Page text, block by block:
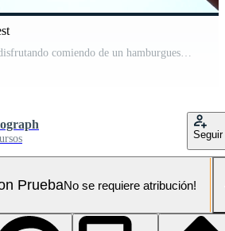
silueta de un hombre disfrutando comiendo de un hamburguesa. lado ver retrato de un persona saboreando un delicioso, satisfactorio hamburguesa con genial apetito. rápido comida indulgencia. Vídeo Pro
Seguir
PruebaNo se requiere atribución!